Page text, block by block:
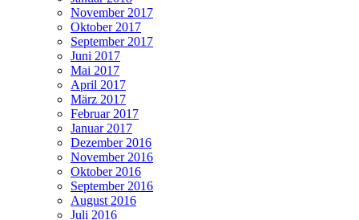
November 2017
Oktober 2017
September 2017
Juni 2017
Mai 2017
April 2017
März 2017
Februar 2017
Januar 2017
Dezember 2016
November 2016
Oktober 2016
September 2016
August 2016
Juli 2016